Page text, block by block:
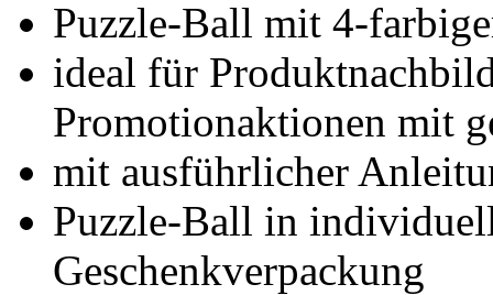
Puzzle-Ball mit 4-
ideal für
Promotionaktionen mit
mit ausführlicher
Puzzle-Ball in
Geschenkverpackung